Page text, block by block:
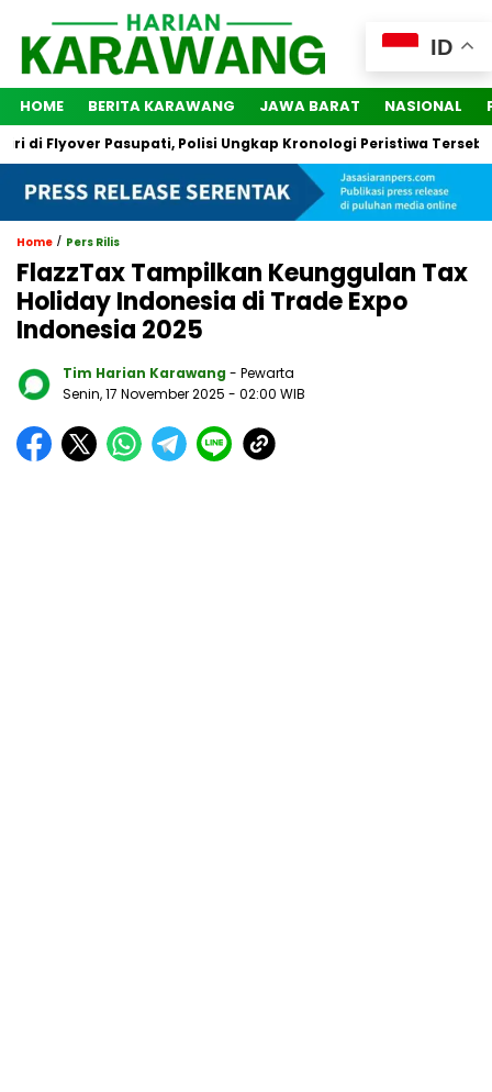
HOME BERITA KARAWANG JAWA BARAT NASIONAL
Flyover Pasupati, Polisi Ungkap Kronologi Peristiwa Tersebut
Home / Pers Rilis
FlazzTax Tampilkan Keunggulan Tax
Holiday Indonesia di Trade Expo
Indonesia 2025
Tim Harian Karawang - Pewarta
Senin, 17 November 2025 - 02:00 WIB
ID